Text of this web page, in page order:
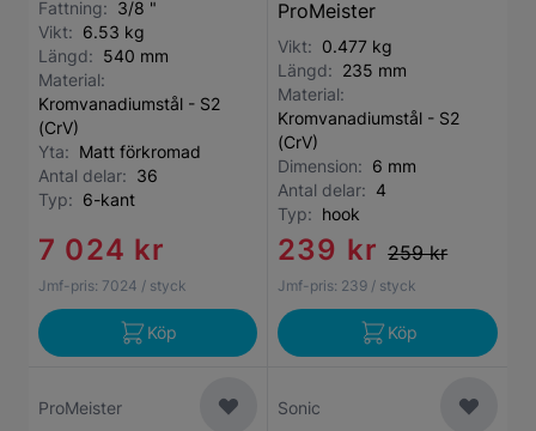
Fattning: 3/8 "
Vikt: 6.53 kg
Längd: 540 mm
Material:
Kromvanadiumstål - S2
(CrV)
Yta: Matt förkromad
Antal delar: 36
Typ: 6-kant
7 024 kr
Jmf-pris: 7024 / styck
Köp
ProMeister
Vikt: 0.477 kg
Längd: 235 mm
Material:
Kromvanadiumstål - S2
(CrV)
Dimension: 6 mm
Antal delar: 4
Typ: hook
239 kr 259 kr
Jmf-pris: 239 / styck
Köp
ProMeister Sonic